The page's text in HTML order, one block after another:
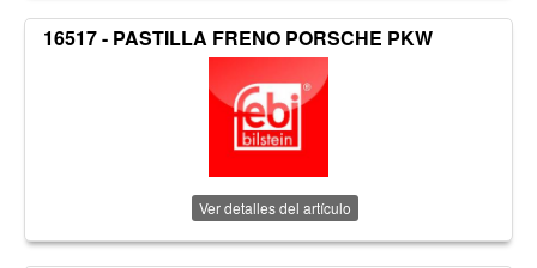
16517 - PASTILLA FRENO PORSCHE PKW
Ver detalles del artículo